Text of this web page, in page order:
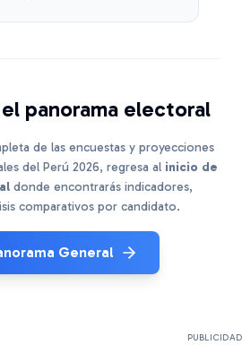
panorama electoral
de las encuestas y proyecciones
del Perú 2026, regresa al inicio de
donde encontrarás indicadores,
comparativos por candidato.
General
PUBLICIDAD